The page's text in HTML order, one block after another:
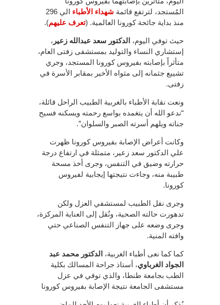
المُستجد، لترتفع قائمة شهداء الأطباء الي 296
منذ بداية جائحة كورونا العالمية. (تعرف عليهم).
حيث توفي اليوم، الدكتور سعد عبدالله زعير ،
إستشاري النساء والتوليد بمستشفى زفتى العام،
متأثراً بإصابته بفيروس كورونا المستجد، وجري
تشييع جثمانه إلى مثواه الأخير بمقابر الأسرة في
زفتى.
ونعت نقابة الأطباء بالغربية الطبيب الراحل قائلة،
“ندعو الله أن يتغمده بواسع رحمته ويسكنه فسيح
جناته ويلهم أسرته الصبر والسلوان”.
وكانت أعراض الإصابة بفيروس كورونا ظهرت
علي الدكتور سعد زعير، متمثلة في ارتفاع درجة
حرارته وضيق في التنفس، وجرى أخذ مسحة
طبيبة منه، وجاءت نتيجتها إيجابية لفيروس
كورونا.
وجرى نقل الطبيب لمستشفي العزل ولكن
تدهورت حالته الصحية، ونُقل إلى العناية المركزة،
وجرى وضعه على جهاز التنفس الصناعي حتي
وافته المنية.
كما كما نعى أطباء الغربية، الدكتور محمد عبد
الجواد الغرباوي، أستاذ جراحة المسالك بكلية
الطب بجامعة طنطا، والذي توفي في عزل
مستشفى الجامعة نتيجة الإصابة بفيروس كورونا